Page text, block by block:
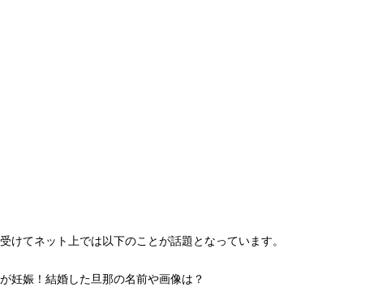
けてネット上では以下のことが話題となっています。
妊娠！結婚した旦那の名前や画像は？